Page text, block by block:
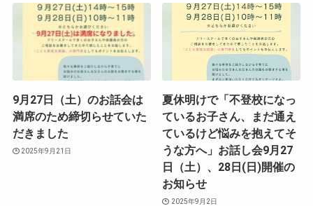
9月27日（土）のお話会は
満席のため締切らせていた
だきました
2025年9月21日
夏休明けで「不登校になっ
ているお子さん、まだ通え
ているけど悩みを抱えてそ
うな方へ」お話し会9月27
日（土）、28日(日)開催の
お知らせ
2025年9月2日